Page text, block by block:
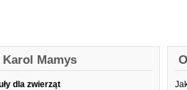
Karol Mamys
dla zwierząt